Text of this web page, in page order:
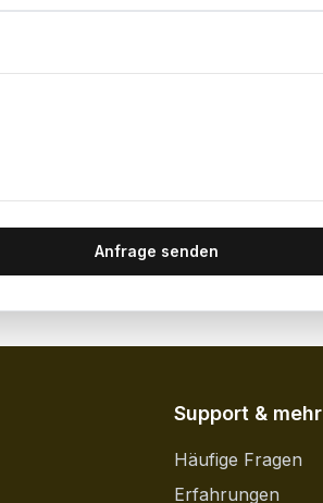
Anfrage senden
Support & mehr
Häufige Fragen
Erfahrungen